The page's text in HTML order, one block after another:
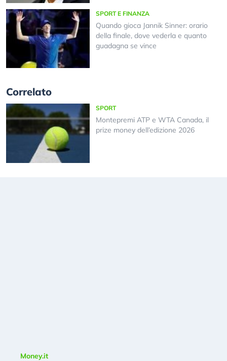
SPORT E FINANZA
Quando gioca Jannik Sinner: orario
della finale, dove vederla e quanto
guadagna se vince
Correlato
SPORT
Montepremi ATP e WTA Canada, il
prize money dell’edizione 2026
Money.it